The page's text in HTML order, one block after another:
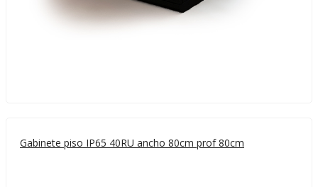
Gabinete piso IP65 40RU ancho 80cm prof 80cm